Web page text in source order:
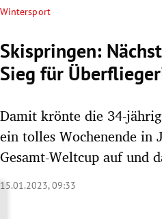
Untermenü
Untermenü
Wintersport
Skispringen:
Sieg für
Damit krönte die 34-
ein tolles Wochenende in
Gesamt-Weltcup auf und
15.01.2023, 09:33